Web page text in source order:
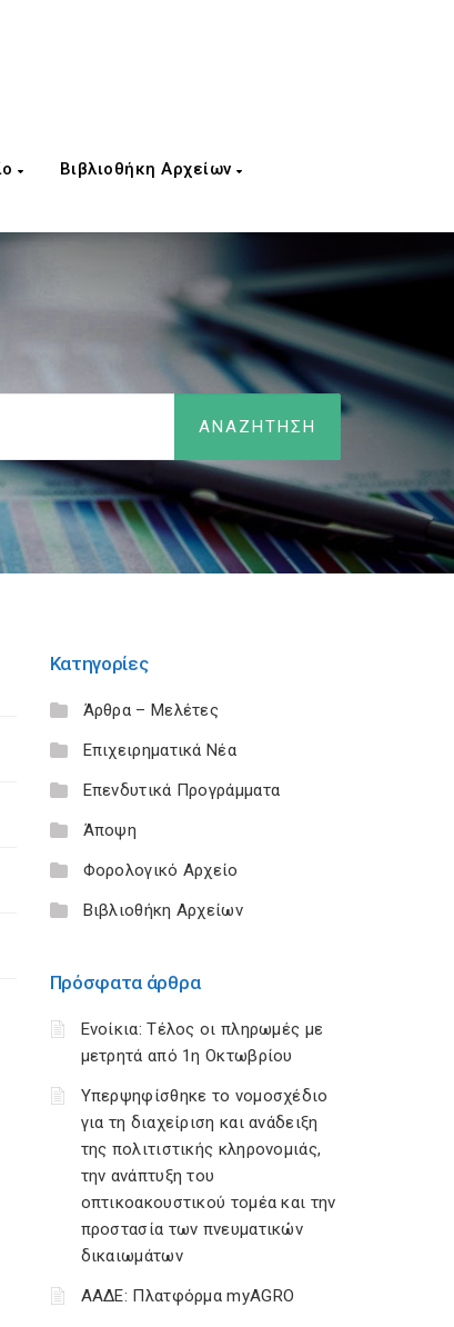
Βιβλιοθήκη Αρχείων
Κατηγορίες
Άρθρα – Μελέτες
Επιχειρηματικά Νέα
Επενδυτικά Προγράμματα
Άποψη
Φορολογικό Αρχείο
Βιβλιοθήκη Αρχείων
Πρόσφατα άρθρα
Ενοίκια: Τέλος οι πληρωμές με
μετρητά από 1η Οκτωβρίου
Υπερψηφίσθηκε το νομοσχέδιο
για τη διαχείριση και ανάδειξη
της πολιτιστικής κληρονομιάς,
την ανάπτυξη του
οπτικοακουστικού τομέα και την
προστασία των πνευματικών
δικαιωμάτων
ΑΑΔΕ: Πλατφόρμα myAGRO